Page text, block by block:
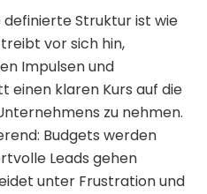
Struktur ist wie
treibt vor sich hin,
Impulsen und
einen klaren Kurs auf die
zu nehmen.
Budgets werden
Leads gehen
unter Frustration und